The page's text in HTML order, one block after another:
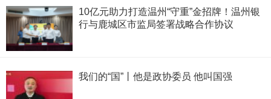
10亿元助力打造温州“守重”金招牌！温州银
行与鹿城区市监局签署战略合作协议
我们的“国”丨他是政协委员 他叫国强